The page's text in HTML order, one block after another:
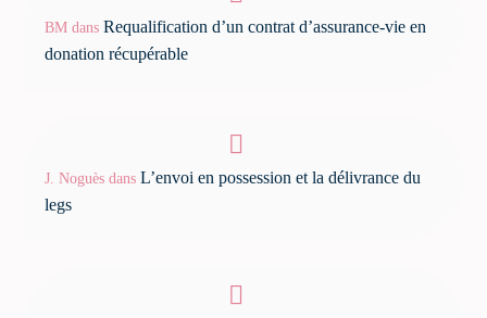
BM dans Requalification d’un contrat d’assurance-vie en
donation récupérable
J. Noguès dans L’envoi en possession et la délivrance du
legs